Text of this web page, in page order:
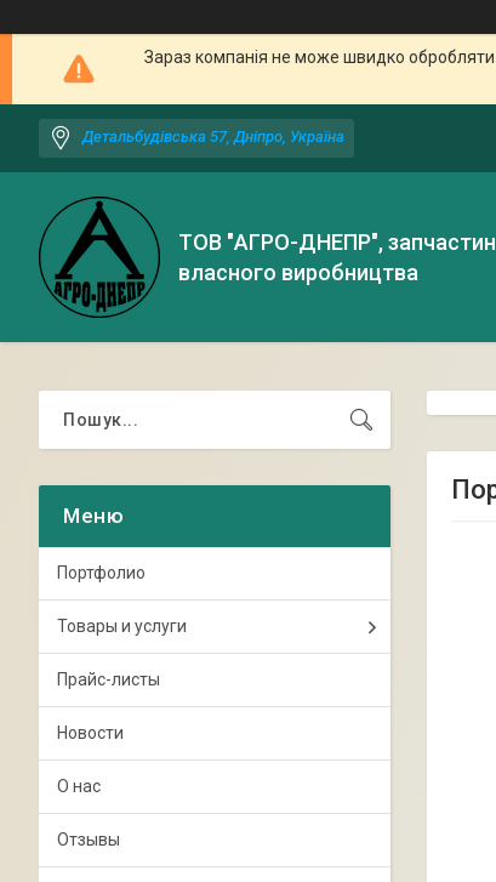
Зараз компанія не може швидко обробляти
Детальбудівська 57, Дніпро, Україна
ТОВ "АГРО-ДНЕПР",
власного виробництва
Портфолио
Товары и услуги
Прайс-листы
Новости
О нас
Отзывы